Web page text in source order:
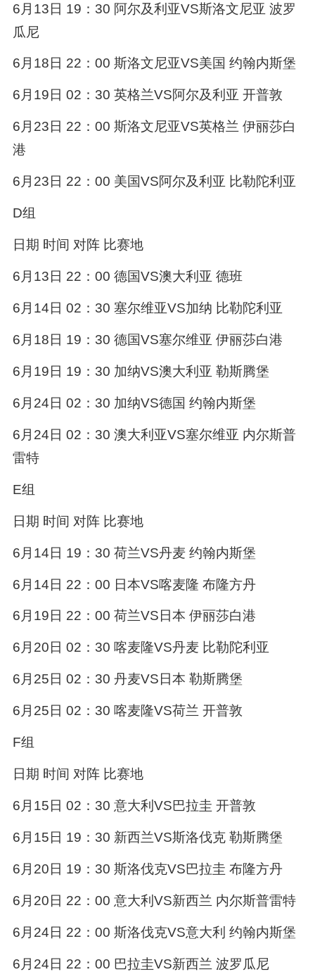
6月13日 19：30 阿尔及利亚VS斯洛文尼亚 波罗
瓜尼
6月18日 22：00 斯洛文尼亚VS美国 约翰内斯堡
6月19日 02：30 英格兰VS阿尔及利亚 开普敦
6月23日 22：00 斯洛文尼亚VS英格兰 伊丽莎白
港
6月23日 22：00 美国VS阿尔及利亚 比勒陀利亚
D组
日期 时间 对阵 比赛地
6月13日 22：00 德国VS澳大利亚 德班
6月14日 02：30 塞尔维亚VS加纳 比勒陀利亚
6月18日 19：30 德国VS塞尔维亚 伊丽莎白港
6月19日 19：30 加纳VS澳大利亚 勒斯腾堡
6月24日 02：30 加纳VS德国 约翰内斯堡
6月24日 02：30 澳大利亚VS塞尔维亚 内尔斯普
雷特
E组
日期 时间 对阵 比赛地
6月14日 19：30 荷兰VS丹麦 约翰内斯堡
6月14日 22：00 日本VS喀麦隆 布隆方丹
6月19日 22：00 荷兰VS日本 伊丽莎白港
6月20日 02：30 喀麦隆VS丹麦 比勒陀利亚
6月25日 02：30 丹麦VS日本 勒斯腾堡
6月25日 02：30 喀麦隆VS荷兰 开普敦
F组
日期 时间 对阵 比赛地
6月15日 02：30 意大利VS巴拉圭 开普敦
6月15日 19：30 新西兰VS斯洛伐克 勒斯腾堡
6月20日 19：30 斯洛伐克VS巴拉圭 布隆方丹
6月20日 22：00 意大利VS新西兰 内尔斯普雷特
6月24日 22：00 斯洛伐克VS意大利 约翰内斯堡
6月24日 22：00 巴拉圭VS新西兰 波罗瓜尼